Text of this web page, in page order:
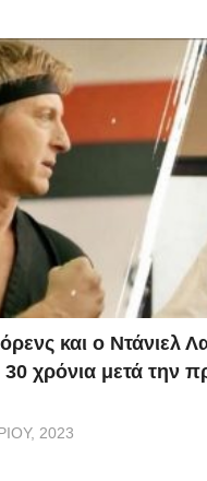
και ο Ντάνιελ
χρόνια μετά την
2023